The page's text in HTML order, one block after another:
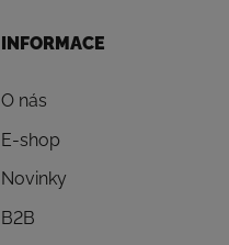
INFORMACE
O nás
E-shop
Novinky
B2B